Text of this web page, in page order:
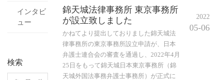
インタビ
ュー
検索
錦天城法律事務所 東京事務所
が設立致しました
かねてより提出しておりました錦天城法
律事務所の東京事務所設立申請が、日本
弁護士連合会の審査を通過し、2022年4月
25日をもって錦天城日本東京事務所（錦
天城外国法事務弁護士事務所）が正式に
2022
05-06